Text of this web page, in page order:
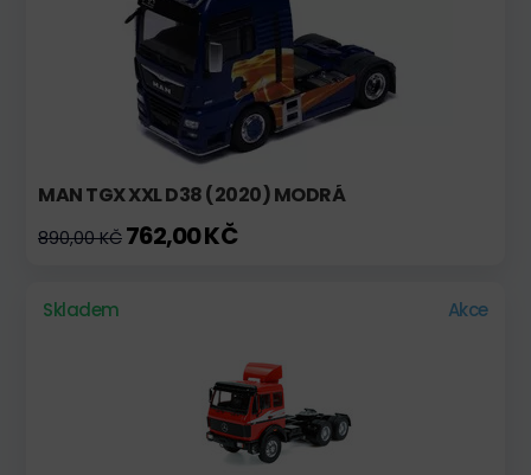
MAN TGX XXL D38 (2020) MODRÁ
890,00 KČ 762,00 KČ
Skladem Akce